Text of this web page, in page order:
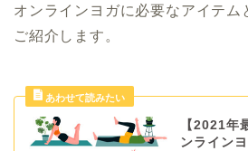
オンラインヨガに必要なアイテム
ご紹介します。
【2021年
ンライン